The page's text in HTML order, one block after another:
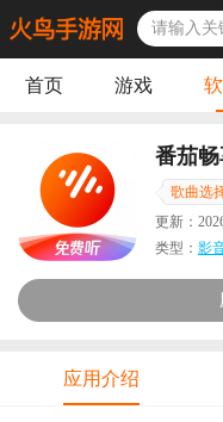
首页 游戏
番茄
歌曲选
更新：
类型： 影
应用介绍